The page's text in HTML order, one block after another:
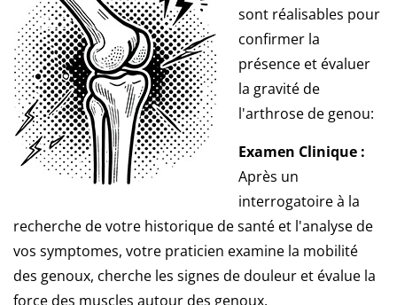
sont réalisables pour
confirmer la
présence et évaluer
la gravité de
l'arthrose de genou:
Examen Clinique :
Après un
interrogatoire à la
recherche de votre historique de santé et l'analyse de
vos symptomes, votre praticien examine la mobilité
des genoux, cherche les signes de douleur et évalue la
force des muscles autour des genoux.